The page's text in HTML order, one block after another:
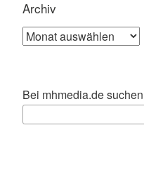
Archiv
Archiv
Bei mhmedia.de